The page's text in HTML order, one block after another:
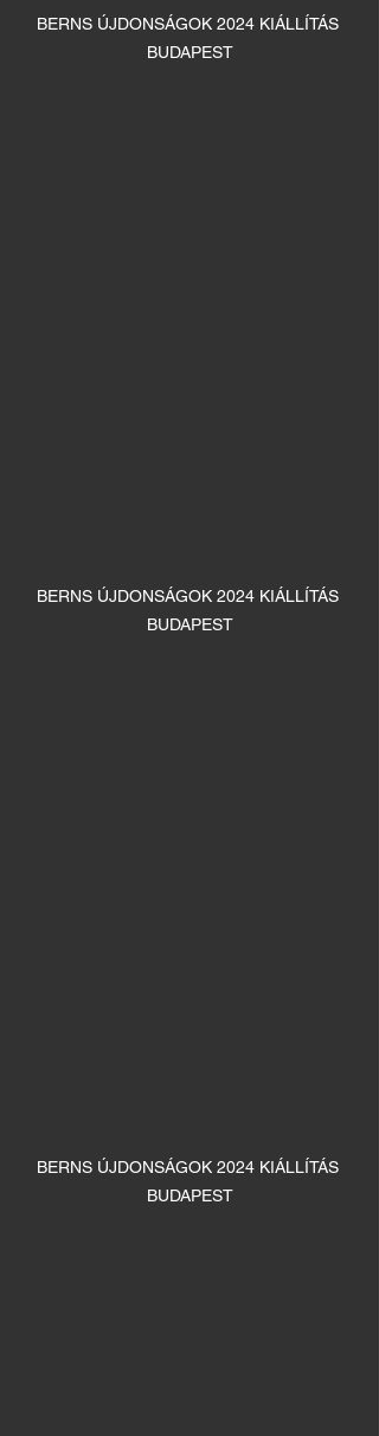
BERNS ÚJDONSÁGOK 2024 KIÁLLÍTÁS
BUDAPEST
BERNS ÚJDONSÁGOK 2024 KIÁLLÍTÁS
BUDAPEST
BERNS ÚJDONSÁGOK 2024 KIÁLLÍTÁS
BUDAPEST